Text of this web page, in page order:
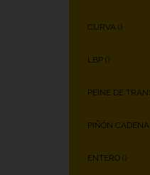
CURVA ()
LBP ()
PEINE DE
PIÑÓN CADENA
ENTERO ()